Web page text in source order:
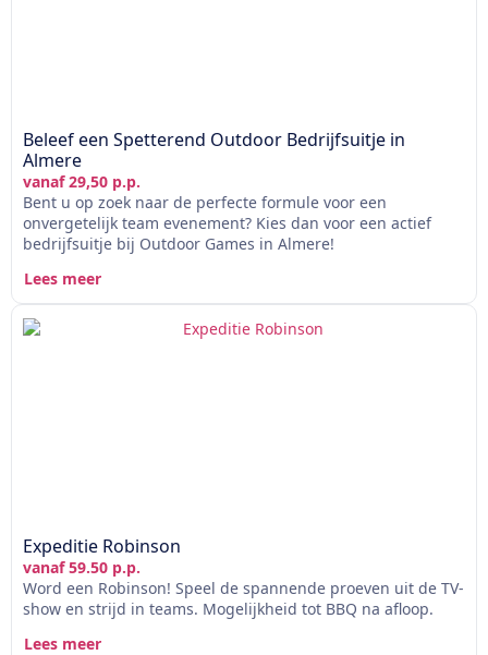
Beleef een Spetterend Outdoor Bedrijfsuitje in
Almere
vanaf 29,50 p.p.
Bent u op zoek naar de perfecte formule voor een
onvergetelijk team evenement? Kies dan voor een actief
bedrijfsuitje bij Outdoor Games in Almere!
Lees meer
Expeditie Robinson
vanaf 59.50 p.p.
Word een Robinson! Speel de spannende proeven uit de TV-
show en strijd in teams. Mogelijkheid tot BBQ na afloop.
Lees meer